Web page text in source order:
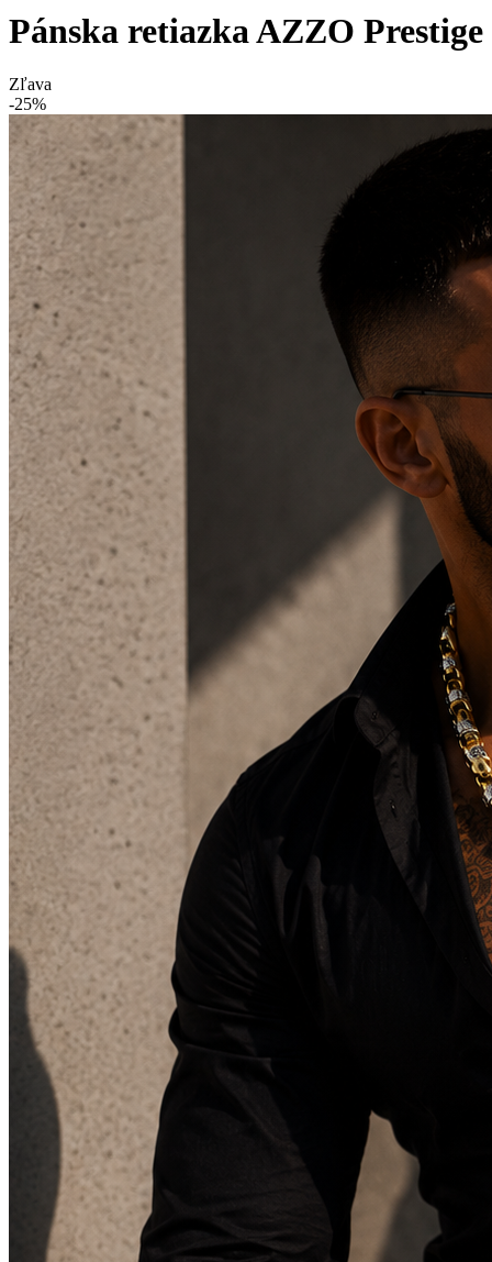
Pánska retiazka AZZO Prestige
Zľava
-25%